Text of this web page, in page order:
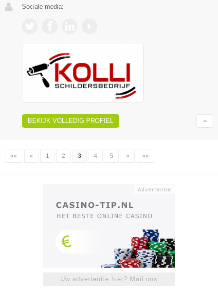
Sociale media:
BEKIJK VOLLEDIG PROFIEL
«« « 1 2 3 4 5 » »»
Uw advertentie hier? Mail ons